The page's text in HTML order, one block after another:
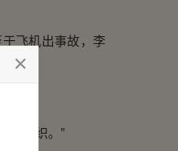
飞机出事故，李
？
了组织。”